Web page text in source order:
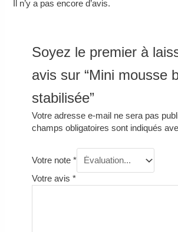
Il n’y a pas encore d’avis.
Soyez le premier à
avis sur “Mini mousse
stabilisée”
Votre adresse e-mail ne sera pas
champs obligatoires sont indiqués
Votre note *
Votre avis *